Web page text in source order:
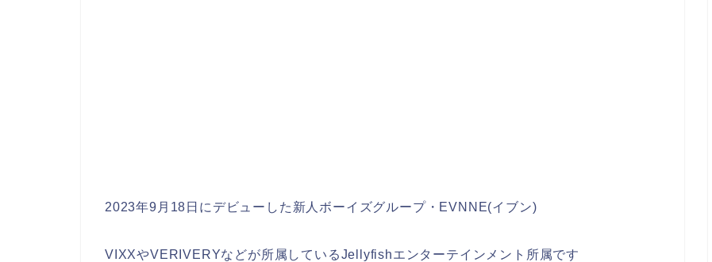
2023年9月18日にデビューした新人ボーイズグループ・EVNNE(イブン)
VIXXやVERIVERYなどが所属しているJellyfishエンターテインメント所属です